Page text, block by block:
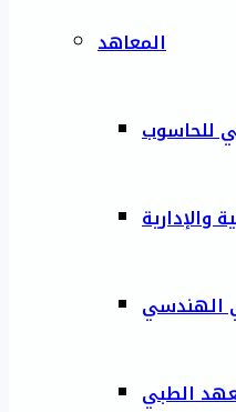
المعاهد
للحاسوب
والإدارية
الهندسي
الطبي